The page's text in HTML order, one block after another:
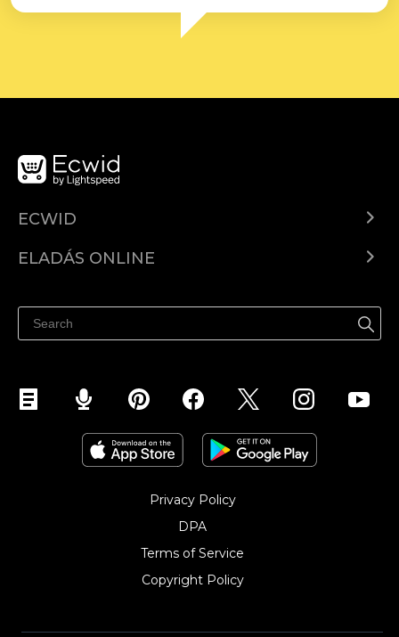
ECWID
Árkalkuláció
ELADÁS ONLINE
Eladás a Facebookon
Eladás Instagramon
Privacy Policy
DPA
Terms of Service
Copyright Policy‎